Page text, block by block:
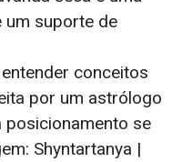
conceitos
por um astrólogo
posicionamento se
Shyntartanya |